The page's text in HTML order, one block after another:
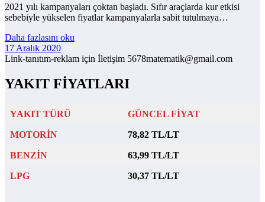
2021 yılı kampanyaları çoktan başladı. Sıfır araçlarda kur etkisi
sebebiyle yükselen fiyatlar kampanyalarla sabit tutulmaya…
Daha fazlasını oku
17 Aralık 2020
Link-tanıtım-reklam için İletişim 5678matematik@gmail.com
YAKIT FİYATLARI
YAKIT TÜRÜ GÜNCEL FİYAT
MOTORİN 78,82 TL/LT
BENZİN 63,99 TL/LT
LPG 30,37 TL/LT